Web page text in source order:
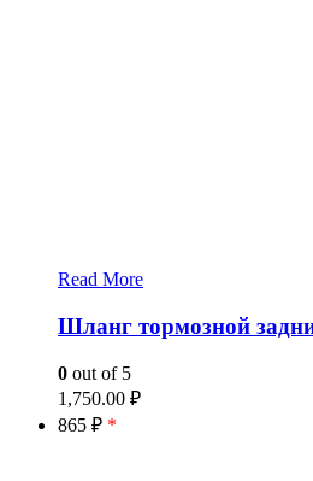
Read More
Шланг тормозной
0 out of 5
1,750.00 ₽
865 ₽ *